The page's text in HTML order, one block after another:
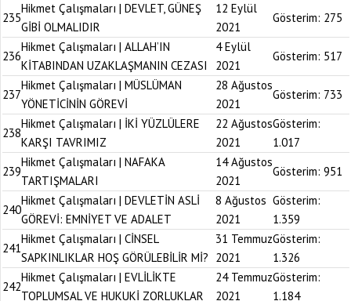
235
Hikmet Çalışmaları | DEVLET, GÜNEŞ
GİBİ OLMALIDIR
12 Eylül
2021
Gösterim: 275
236
Hikmet Çalışmaları | ALLAH’IN
KİTABINDAN UZAKLAŞMANIN CEZASI
4 Eylül
2021
Gösterim: 517
237
Hikmet Çalışmaları | MÜSLÜMAN
YÖNETİCİNİN GÖREVİ
28 Ağustos
2021
Gösterim: 733
238
Hikmet Çalışmaları | İKİ YÜZLÜLERE
KARŞI TAVRIMIZ
22 Ağustos
2021
Gösterim:
1.017
239
Hikmet Çalışmaları | NAFAKA
TARTIŞMALARI
14 Ağustos
2021
Gösterim: 951
240
Hikmet Çalışmaları | DEVLETİN ASLİ
GÖREVİ: EMNİYET VE ADALET
8 Ağustos
2021
Gösterim:
1.359
241
Hikmet Çalışmaları | CİNSEL
SAPKINLIKLAR HOŞ GÖRÜLEBİLİR Mİ?
31 Temmuz
2021
Gösterim:
1.326
242
Hikmet Çalışmaları | EVLİLİKTE
TOPLUMSAL VE HUKUKİ ZORLUKLAR
24 Temmuz
2021
Gösterim:
1.184